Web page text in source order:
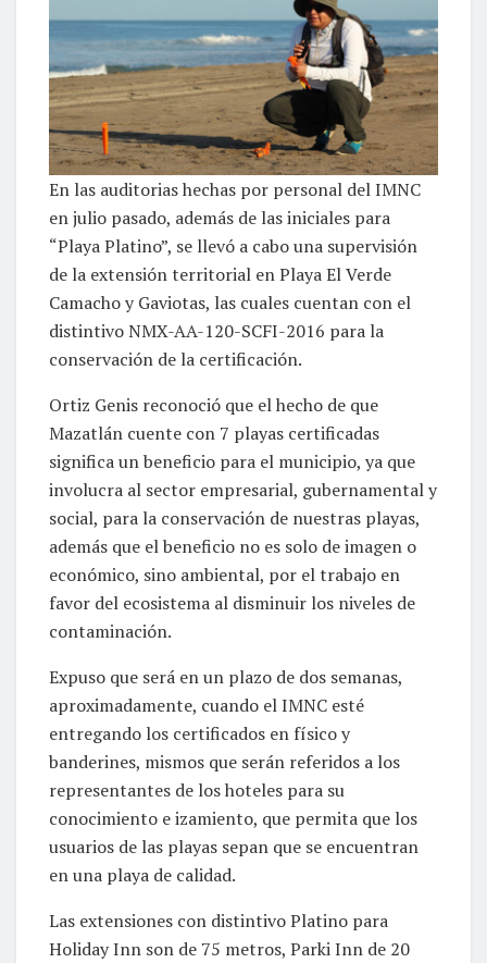
En las auditorias hechas por personal del IMNC
en julio pasado, además de las iniciales para
“Playa Platino”, se llevó a cabo una supervisión
de la extensión territorial en Playa El Verde
Camacho y Gaviotas, las cuales cuentan con el
distintivo NMX-AA-120-SCFI-2016 para la
conservación de la certificación.
Ortiz Genis reconoció que el hecho de que
Mazatlán cuente con 7 playas certificadas
significa un beneficio para el municipio, ya que
involucra al sector empresarial, gubernamental y
social, para la conservación de nuestras playas,
además que el beneficio no es solo de imagen o
económico, sino ambiental, por el trabajo en
favor del ecosistema al disminuir los niveles de
contaminación.
Expuso que será en un plazo de dos semanas,
aproximadamente, cuando el IMNC esté
entregando los certificados en físico y
banderines, mismos que serán referidos a los
representantes de los hoteles para su
conocimiento e izamiento, que permita que los
usuarios de las playas sepan que se encuentran
en una playa de calidad.
Las extensiones con distintivo Platino para
Holiday Inn son de 75 metros, Parki Inn de 20